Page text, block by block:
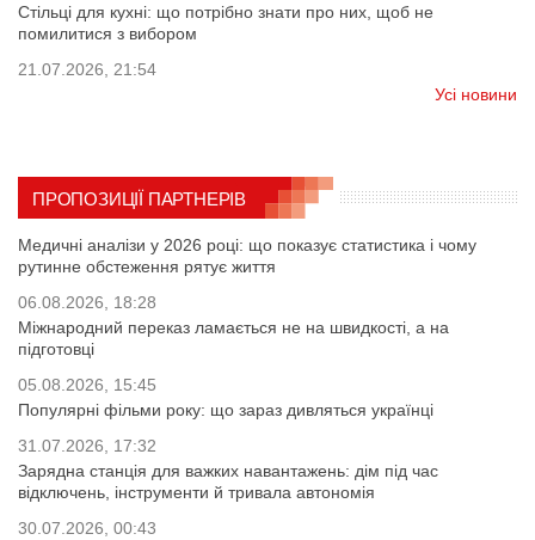
Стільці для кухні: що потрібно знати про них, щоб не
помилитися з вибором
21.07.2026, 21:54
Усі новини
ПРОПОЗИЦІЇ ПАРТНЕРІВ
Медичні аналізи у 2026 році: що показує статистика і чому
рутинне обстеження рятує життя
06.08.2026, 18:28
Міжнародний переказ ламається не на швидкості, а на
підготовці
05.08.2026, 15:45
Популярні фільми року: що зараз дивляться українці
31.07.2026, 17:32
Зарядна станція для важких навантажень: дім під час
відключень, інструменти й тривала автономія
30.07.2026, 00:43